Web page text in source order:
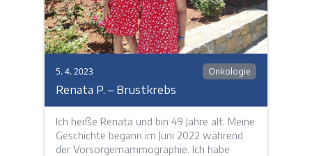
5. 4. 2023 Onkologie
Renata P. – Brustkrebs
Ich heiße Renata und bin 49 Jahre alt. Meine
Geschichte begann im Juni 2022 während
der Vorsorgemammographie. Ich habe